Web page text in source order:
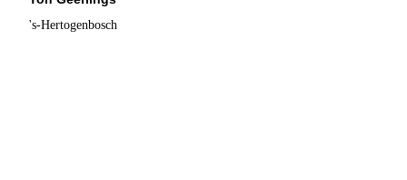
's-Hertogenbosch